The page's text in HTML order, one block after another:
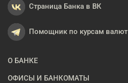
Страница Банка в ВК
Помощник по курсам валют
О БАНКЕ
ОФИСЫ И БАНКОМАТЫ